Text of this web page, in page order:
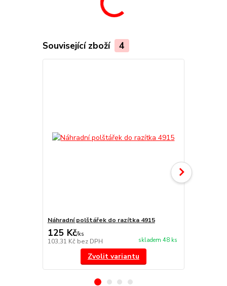
Související zboží 4
Náhradní polštářek do razítka 4915
125 Kč/ks
103,31 Kč bez DPH skladem 48 ks
Zvolit variantu